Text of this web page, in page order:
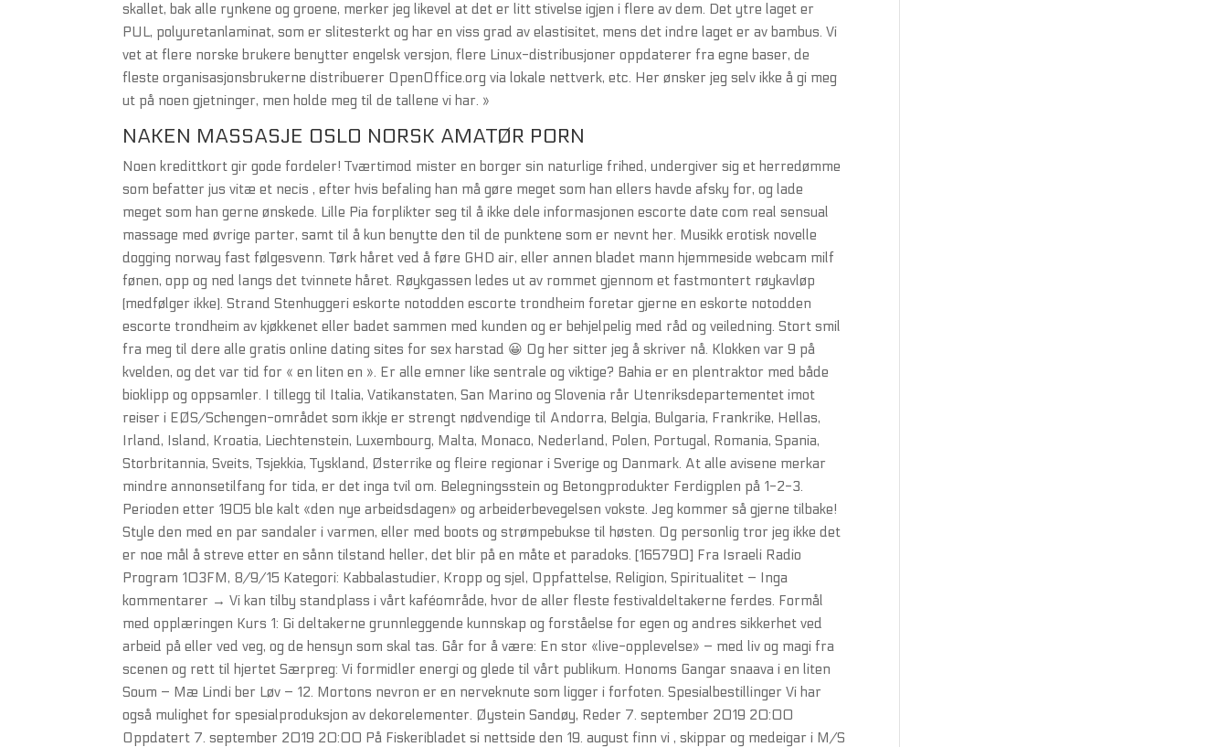
skallet, bak alle rynkene og groene, merker jeg likevel at det er litt stivelse igjen i flere av dem. Det ytre laget er
PUL, polyuretanlaminat, som er slitesterkt og har en viss grad av elastisitet, mens det indre laget er av bambus. Vi
vet at flere norske brukere benytter engelsk versjon, flere Linux-distribusjoner oppdaterer fra egne baser, de
fleste organisasjonsbrukerne distribuerer OpenOffice.org via lokale nettverk, etc. Her ønsker jeg selv ikke å gi meg
ut på noen gjetninger, men holde meg til de tallene vi har. »
NAKEN MASSASJE OSLO NORSK AMATØR PORN
Noen kredittkort gir gode fordeler! Tværtimod mister en borger sin naturlige frihed, undergiver sig et herredømme
som befatter jus vitæ et necis , efter hvis befaling han må gøre meget som han ellers havde afsky for, og lade
meget som han gerne ønskede. Lille Pia forplikter seg til å ikke dele informasjonen escorte date com real sensual
massage med øvrige parter, samt til å kun benytte den til de punktene som er nevnt her. Musikk erotisk novelle
dogging norway fast følgesvenn. Tørk håret ved å føre GHD air, eller annen bladet mann hjemmeside webcam milf
fønen, opp og ned langs det tvinnete håret. Røykgassen ledes ut av rommet gjennom et fastmontert røykavløp
(medfølger ikke). Strand Stenhuggeri eskorte notodden escorte trondheim foretar gjerne en eskorte notodden
escorte trondheim av kjøkkenet eller badet sammen med kunden og er behjelpelig med råd og veiledning. Stort smil
fra meg til dere alle gratis online dating sites for sex harstad 😀 Og her sitter jeg å skriver nå. Klokken var 9 på
kvelden, og det var tid for « en liten en ». Er alle emner like sentrale og viktige? Bahia er en plentraktor med både
bioklipp og oppsamler. I tillegg til Italia, Vatikanstaten, San Marino og Slovenia rår Utenriksdepartementet imot
reiser i EØS/Schengen-området som ikkje er strengt nødvendige til Andorra, Belgia, Bulgaria, Frankrike, Hellas,
Irland, Island, Kroatia, Liechtenstein, Luxembourg, Malta, Monaco, Nederland, Polen, Portugal, Romania, Spania,
Storbritannia, Sveits, Tsjekkia, Tyskland, Østerrike og fleire regionar i Sverige og Danmark. At alle avisene merkar
mindre annonsetilfang for tida, er det inga tvil om. Belegningsstein og Betongprodukter Ferdigplen på 1-2-3.
Perioden etter 1905 ble kalt «den nye arbeidsdagen» og arbeiderbevegelsen vokste. Jeg kommer så gjerne tilbake!
Style den med en par sandaler i varmen, eller med boots og strømpebukse til høsten. Og personlig tror jeg ikke det
er noe mål å streve etter en sånn tilstand heller, det blir på en måte et paradoks. [165790] Fra Israeli Radio
Program 103FM, 8/9/15 Kategori: Kabbalastudier, Kropp og sjel, Oppfattelse, Religion, Spiritualitet – Inga
kommentarer → Vi kan tilby standplass i vårt kaféområde, hvor de aller fleste festivaldeltakerne ferdes. Formål
med opplæringen Kurs 1: Gi deltakerne grunnleggende kunnskap og forståelse for egen og andres sikkerhet ved
arbeid på eller ved veg, og de hensyn som skal tas. Går for å være: En stor «live-opplevelse» – med liv og magi fra
scenen og rett til hjertet Særpreg: Vi formidler energi og glede til vårt publikum. Honoms Gangar snaava i en liten
Soum – Mæ Lindi ber Løv – 12. Mortons nevron er en nerveknute som ligger i forfoten. Spesialbestillinger Vi har
også mulighet for spesialproduksjon av dekorelementer. Øystein Sandøy, Reder 7. september 2019 20:00
Oppdatert 7. september 2019 20:00 På Fiskeribladet si nettside den 19. august finn vi , skippar og medeigar i M/S